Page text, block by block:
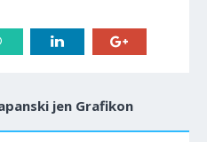
jen Grafikon